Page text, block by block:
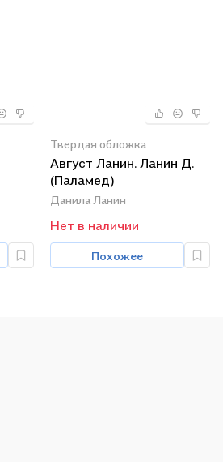
Твердая обложка
Август Ланин. Ланин Д.
(Паламед)
Данила Ланин
Нет в наличии
Похожее